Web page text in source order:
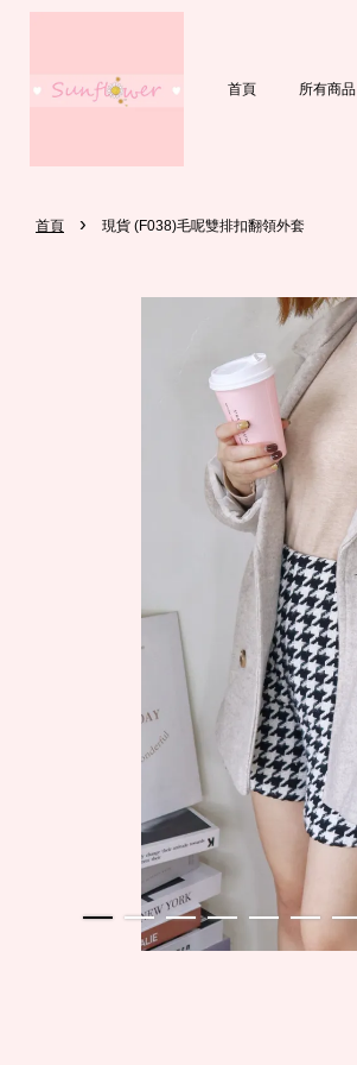
首頁 所有商品
首頁 › 現貨 (F038)毛呢雙排扣翻領外套